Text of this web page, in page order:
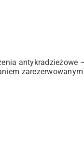
antykradzieżowe